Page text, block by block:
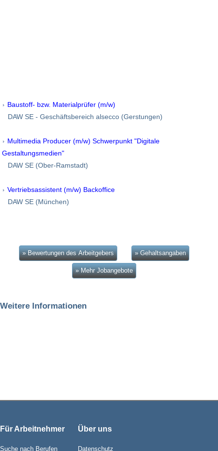
Baustoff- bzw. Materialprüfer (m/w)
DAW SE - Geschäftsbereich alsecco (Gerstungen)
Multimedia Producer (m/w) Schwerpunkt "Digitale
Gestaltungsmedien"
DAW SE (Ober-Ramstadt)
Vertriebsassistent (m/w) Backoffice
DAW SE (München)
» Bewertungen des Arbeitgebers » Gehaltsangaben
» Mehr Jobangebote
Weitere Informationen
Für Arbeitnehmer
Suche nach Berufen
Über uns
Datenschutz